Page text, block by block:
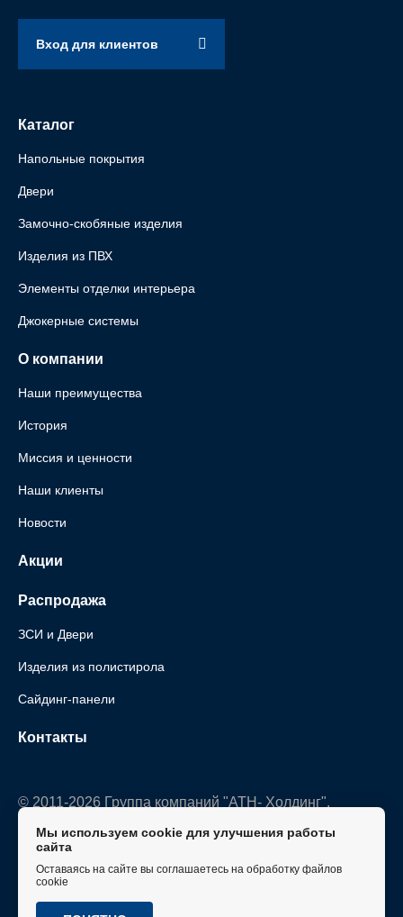
Вход для клиентов
Каталог
Напольные покрытия
Двери
Замочно-скобяные изделия
Изделия из ПВХ
Элементы отделки интерьера
Джокерные системы
О компании
Наши преимущества
История
Миссия и ценности
Наши клиенты
Новости
Акции
Распродажа
ЗСИ и Двери
Изделия из полистирола
Сайдинг-панели
Контакты
© 2011-2026 Группа компаний "АТН- Холдинг".
Политика конфиденциальности
Мы используем cookie для улучшения работы
сайта
Оставаясь на сайте вы соглашаетесь на обработку файлов
cookie